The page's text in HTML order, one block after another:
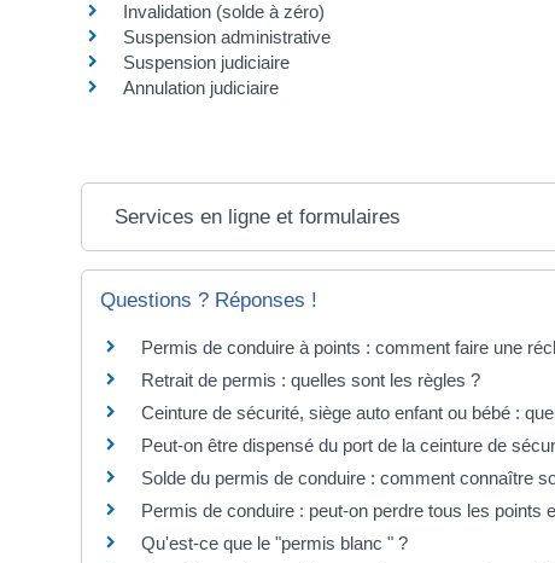
Invalidation (solde à zéro)
Suspension administrative
Suspension judiciaire
Annulation judiciaire
Services en ligne et formulaires
Questions ? Réponses !
Permis de conduire à points : comment faire une
Retrait de permis : quelles sont les règles ?
Ceinture de sécurité, siège auto enfant ou bébé :
Peut-on être dispensé du port de la ceinture de
Solde du permis de conduire : comment connaître
Permis de conduire : peut-on perdre tous les points
Qu'est-ce que le "permis blanc " ?